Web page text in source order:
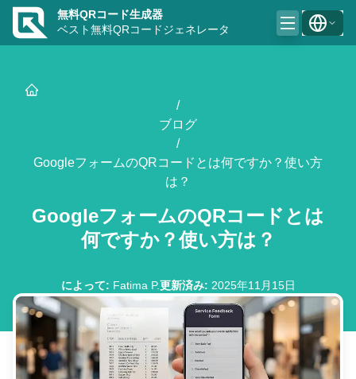
無料QRコード生成器
ベスト無料QRコードジェネレータ
/
ブログ
/
GoogleフォームのQRコードとは何ですか？使い方
は？
GoogleフォームのQRコードとは
何ですか？使い方は？
によって: Fatima P.更新済み: 2025年11月15日